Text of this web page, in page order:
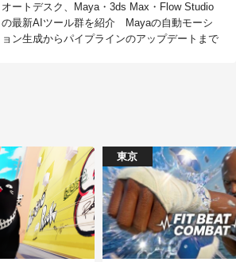
オートデスク、Maya・3ds Max・Flow Studio
の最新AIツール群を紹介 Mayaの自動モーシ
ョン生成からパイプラインのアップデートまで
東京